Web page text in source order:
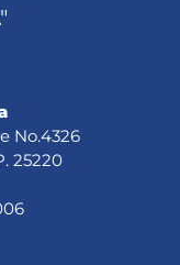
No.4326
25220